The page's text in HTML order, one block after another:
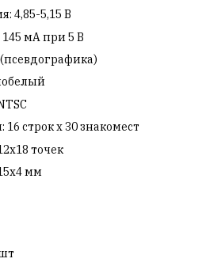
4,85-5,15 В
мА при 5 В
строк х 30 знакомест
точек
мм